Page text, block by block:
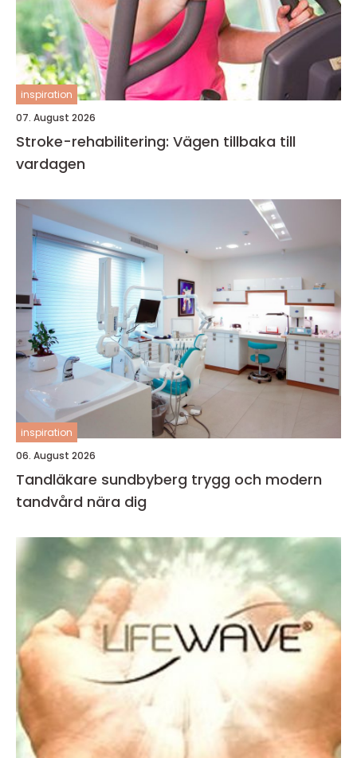
inspiration
07. August 2026
Stroke-rehabilitering: Vägen tillbaka till
vardagen
inspiration
06. August 2026
Tandläkare sundbyberg trygg och modern
tandvård nära dig